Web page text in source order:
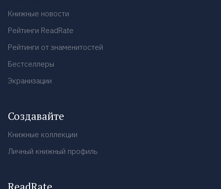
Книжные новости
Рейтинги ReadRate
Рейтинги от знаменитостей
Бестселлеры
Экранизации
Создавайте
Книжные коллекции
Личный книжный профиль